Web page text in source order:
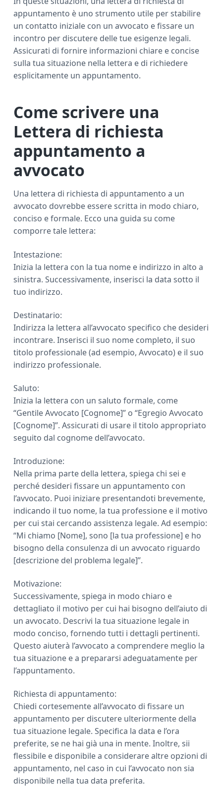
appuntamento è uno strumento utile per stabilire
un contatto iniziale con un avvocato e fissare un
incontro per discutere delle tue esigenze legali.
Assicurati di fornire informazioni chiare e concise
sulla tua situazione nella lettera e di richiedere
esplicitamente un appuntamento.
Come scrivere una
Lettera di richiesta
appuntamento a
avvocato
Una lettera di richiesta di appuntamento a un
avvocato dovrebbe essere scritta in modo chiaro,
conciso e formale. Ecco una guida su come
comporre tale lettera:
Intestazione:
Inizia la lettera con la tua nome e indirizzo in alto a
sinistra. Successivamente, inserisci la data sotto il
tuo indirizzo.
Destinatario:
Indirizza la lettera all’avvocato specifico che desideri
incontrare. Inserisci il suo nome completo, il suo
titolo professionale (ad esempio, Avvocato) e il suo
indirizzo professionale.
Saluto:
Inizia la lettera con un saluto formale, come
“Gentile Avvocato [Cognome]” o “Egregio Avvocato
[Cognome]”. Assicurati di usare il titolo appropriato
seguito dal cognome dell’avvocato.
Introduzione:
Nella prima parte della lettera, spiega chi sei e
perché desideri fissare un appuntamento con
l’avvocato. Puoi iniziare presentandoti brevemente,
indicando il tuo nome, la tua professione e il motivo
per cui stai cercando assistenza legale. Ad esempio:
“Mi chiamo [Nome], sono [la tua professione] e ho
bisogno della consulenza di un avvocato riguardo
[descrizione del problema legale]”.
Motivazione:
Successivamente, spiega in modo chiaro e
dettagliato il motivo per cui hai bisogno dell’aiuto di
un avvocato. Descrivi la tua situazione legale in
modo conciso, fornendo tutti i dettagli pertinenti.
Questo aiuterà l’avvocato a comprendere meglio la
tua situazione e a prepararsi adeguatamente per
l’appuntamento.
Richiesta di appuntamento:
Chiedi cortesemente all’avvocato di fissare un
appuntamento per discutere ulteriormente della
tua situazione legale. Specifica la data e l’ora
preferite, se ne hai già una in mente. Inoltre, sii
flessibile e disponibile a considerare altre opzioni di
appuntamento, nel caso in cui l’avvocato non sia
disponibile nella tua data preferita.